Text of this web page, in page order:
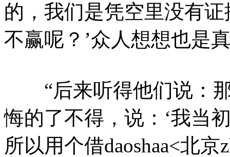
的，我们是凭空里没有
不赢呢？’众人想想也是
“后来听得他们说：那
悔的了不得，说：‘我当
所以用个借daoshaa<北